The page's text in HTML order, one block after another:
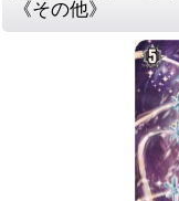
《その他》